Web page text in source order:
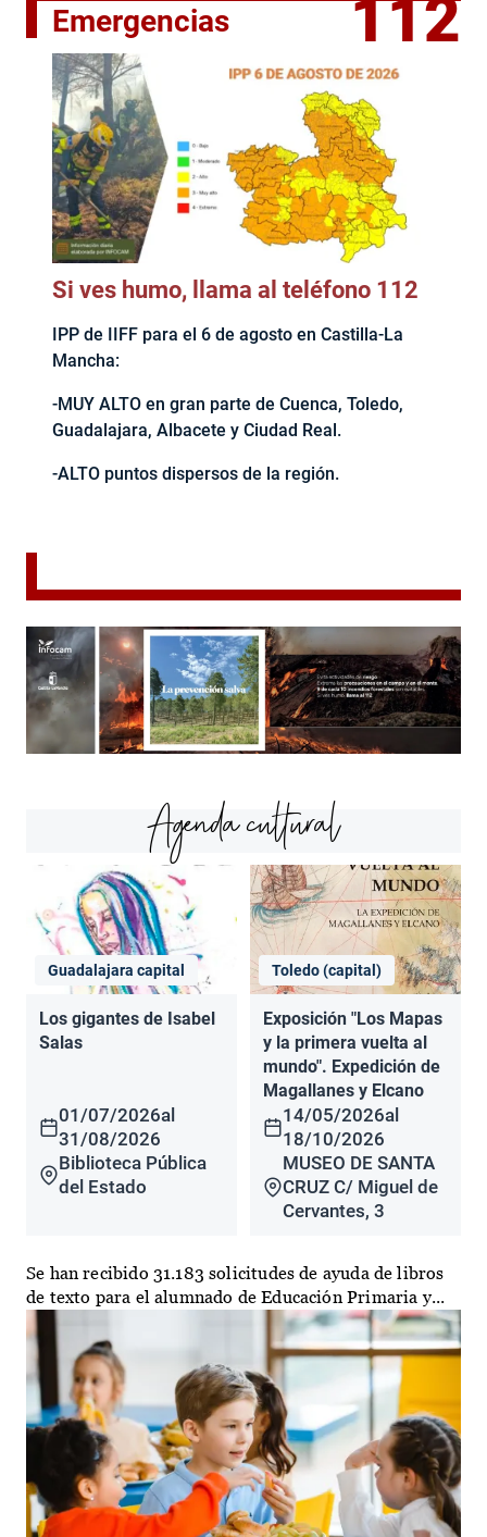
Emergencias 112
Si ves humo, llama al teléfono 112
IPP de IIFF para el 6 de agosto en Castilla-La
Mancha:
-MUY ALTO en gran parte de Cuenca, Toledo,
Guadalajara, Albacete y Ciudad Real.
-ALTO puntos dispersos de la región.
Agenda cultural
Guadalajara capital
Los gigantes de Isabel
Salas
01/07/2026al
31/08/2026
Biblioteca Pública
del Estado
Toledo (capital)
Exposición "Los Mapas
y la primera vuelta al
mundo". Expedición de
Magallanes y Elcano
14/05/2026al
18/10/2026
MUSEO DE SANTA
CRUZ C/ Miguel de
Cervantes, 3
Se han recibido 31.183 solicitudes de ayuda de libros
de texto para el alumnado de Educación Primaria y...